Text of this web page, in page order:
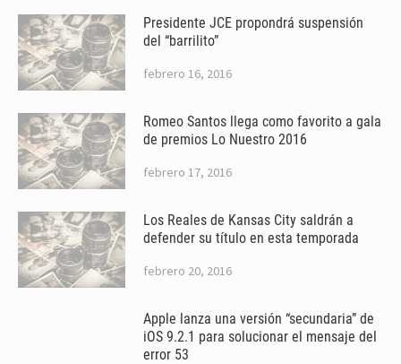
Presidente JCE propondrá suspensión
del “barrilito”
febrero 16, 2016
Romeo Santos llega como favorito a gala
de premios Lo Nuestro 2016
febrero 17, 2016
Los Reales de Kansas City saldrán a
defender su título en esta temporada
febrero 20, 2016
Apple lanza una versión “secundaria” de
iOS 9.2.1 para solucionar el mensaje del
error 53